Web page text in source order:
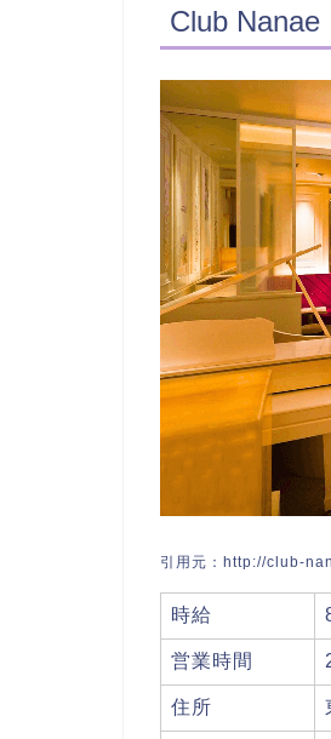
Club Nanae
引用元：http://club-
時給
営業時間
住所